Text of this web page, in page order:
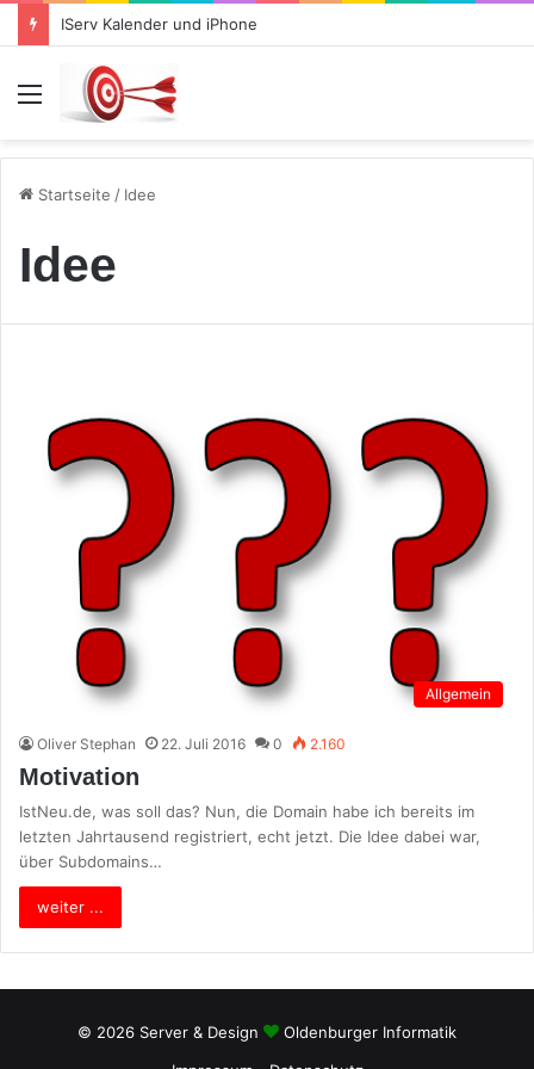
IServ Kalender und iPhone
Menü
Startseite / Idee
Idee
Allgemein
Oliver Stephan 22. Juli 2016 0 2.160
Motivation
IstNeu.de, was soll das? Nun, die Domain habe ich bereits im
letzten Jahrtausend registriert, echt jetzt. Die Idee dabei war,
über Subdomains…
weiter ...
© 2026 Server & Design
Oldenburger Informatik